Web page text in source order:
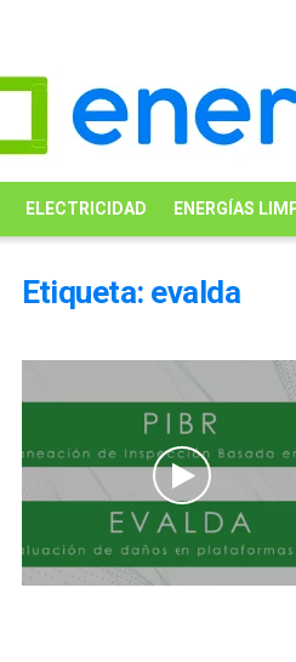
ELECTRICIDAD ENERGÍAS
Etiqueta: evalda